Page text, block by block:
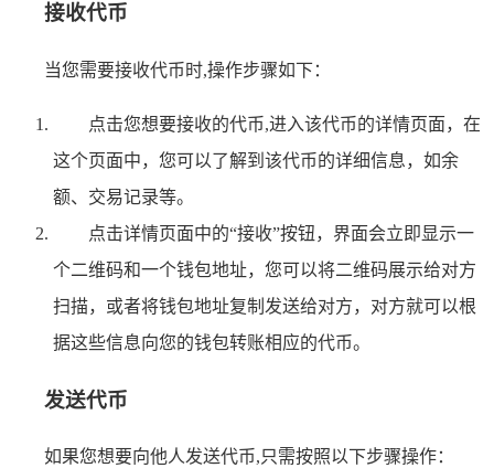
接收代币
当您需要接收代币时,操作步骤如下：
点击您想要接收的代币,进入该代币的详情页面，在
这个页面中，您可以了解到该代币的详细信息，如余
额、交易记录等。
点击详情页面中的“接收”按钮，界面会立即显示一
个二维码和一个钱包地址，您可以将二维码展示给对方
扫描，或者将钱包地址复制发送给对方，对方就可以根
据这些信息向您的钱包转账相应的代币。
发送代币
如果您想要向他人发送代币,只需按照以下步骤操作：